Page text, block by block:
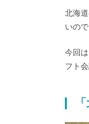
北海
いの
今回
フト